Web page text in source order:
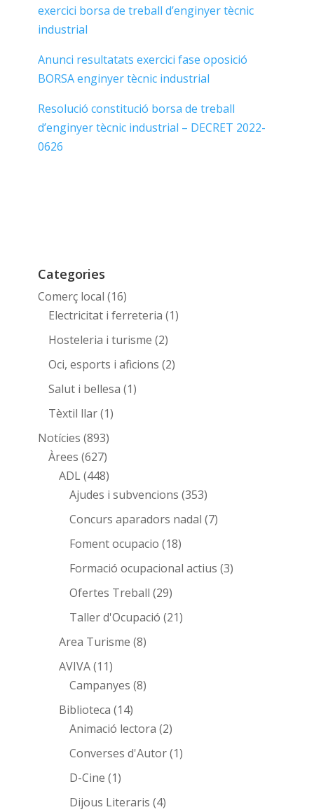
exercici borsa de treball d’enginyer tècnic
industrial
Anunci resultatats exercici fase oposició
BORSA enginyer tècnic industrial
Resolució constitució borsa de treball
d’enginyer tècnic industrial – DECRET 2022-
0626
Categories
Comerç local (16)
Electricitat i ferreteria (1)
Hosteleria i turisme (2)
Oci, esports i aficions (2)
Salut i bellesa (1)
Tèxtil llar(1)
Notícies (893)
Àrees (627)
ADL(448)
Ajudes i subvencions (353)
Concurs aparadors nadal (7)
Foment ocupacio (18)
Formació ocupacional actius (3)
Ofertes Treball (29)
Taller d'Ocupació (21)
Area Turisme (8)
AVIVA(11)
Campanyes (8)
Biblioteca (14)
Animació lectora (2)
Converses d'Autor(1)
D-Cine (1)
Dijous Literaris (4)